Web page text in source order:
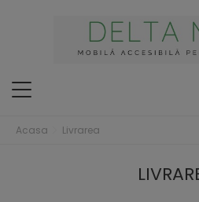
Acasa Livrarea